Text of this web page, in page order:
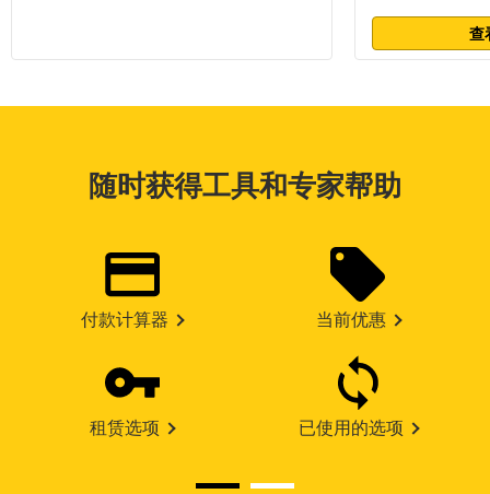
查
随时获得工具和专家帮助
付款计算器 当前优惠
租赁选项 已使用的选项